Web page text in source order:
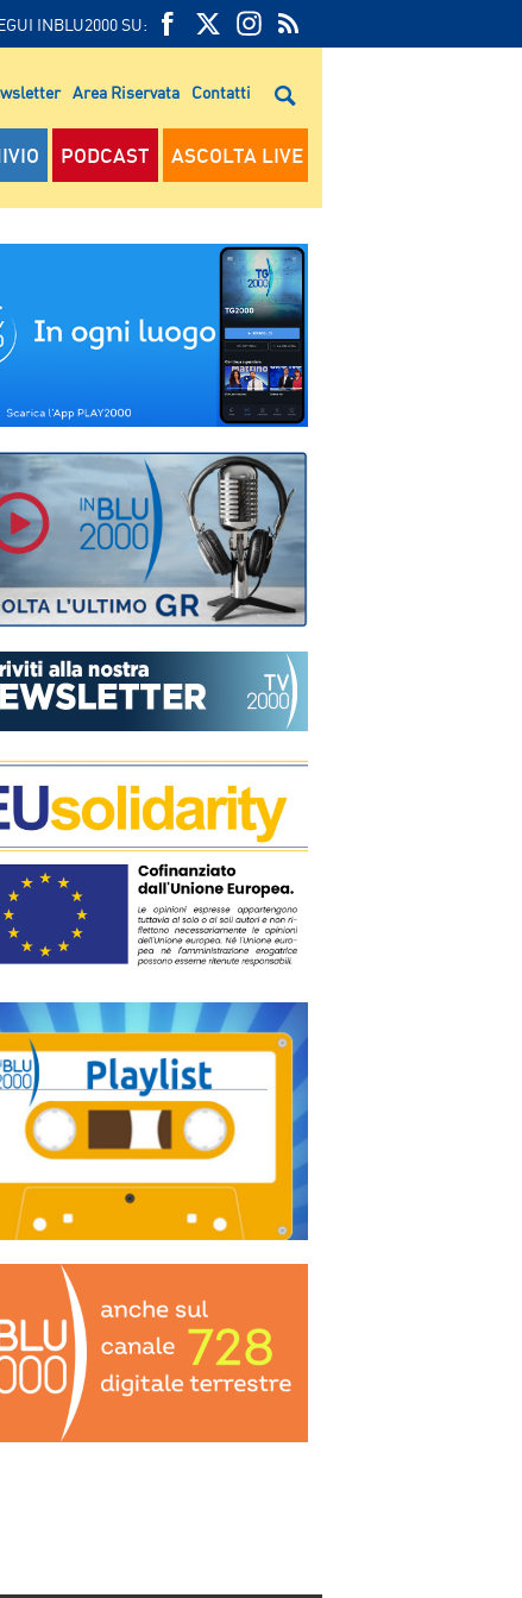
INBLU2000 SU:
FEED
RSS
RSS
Area Riservata Contatti
PODCAST ASCOLTA LIVE